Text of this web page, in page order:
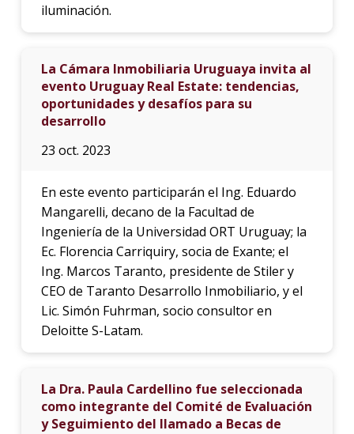
iluminación.
La Cámara Inmobiliaria Uruguaya invita al
evento Uruguay Real Estate: tendencias,
oportunidades y desafíos para su
desarrollo
23 oct. 2023
En este evento participarán el Ing. Eduardo
Mangarelli, decano de la Facultad de
Ingeniería de la Universidad ORT Uruguay; la
Ec. Florencia Carriquiry, socia de Exante; el
Ing. Marcos Taranto, presidente de Stiler y
CEO de Taranto Desarrollo Inmobiliario, y el
Lic. Simón Fuhrman, socio consultor en
Deloitte S-Latam.
La Dra. Paula Cardellino fue seleccionada
como integrante del Comité de Evaluación
y Seguimiento del llamado a Becas de